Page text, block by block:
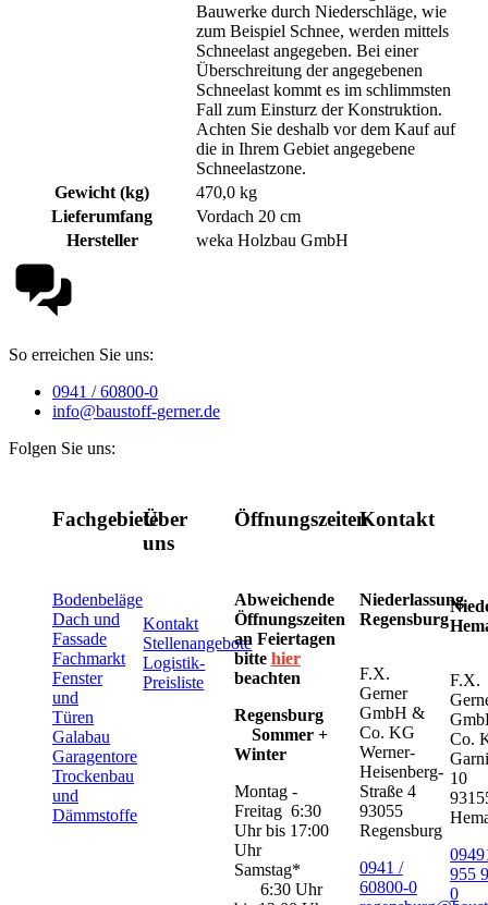
Bauwerke durch Niederschläge, wie
zum Beispiel Schnee, werden mittels
Schneelast angegeben. Bei einer
Überschreitung der angegebenen
Schneelast kommt es im schlimmsten
Fall zum Einsturz der Konstruktion.
Achten Sie deshalb vor dem Kauf auf
die in Ihrem Gebiet angegebene
Schneelastzone.
Gewicht (kg)
470,0 kg
Lieferumfang
Vordach 20 cm
Hersteller
weka Holzbau GmbH
So erreichen Sie uns:
0941 / 60800-0
info@baustoff-gerner.de
Folgen Sie uns:
Fachgebiete
Bodenbeläge
Dach und
Fassade
Fachmarkt
Fenster
und
Türen
Galabau
Garagentore
Trockenbau
und
Dämmstoffe
Über
uns
Kontakt
Stellenangebote
Logistik-
Preisliste
Öffnungszeiten
Abweichende
Öffnungszeiten
an Feiertagen
bitte hier
beachten
Regensburg
Sommer +
Winter
Montag -
Freitag 6:30
Uhr bis 17:00
Uhr
Samstag*
6:30 Uhr
Kontakt
Niederlassung
Regensburg
F.X.
Gerner
GmbH &
Co. KG
Werner-
Heisenberg-
Straße 4
93055
Regensburg
0941 /
60800-0
F.X.
Co.
10
955
0